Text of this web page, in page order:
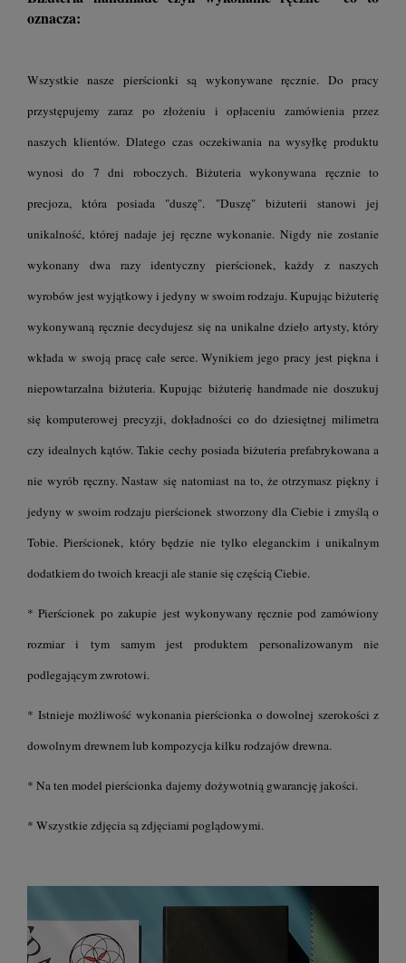
oznacza:
Wszystkie nasze pierścionki są wykonywane ręcznie. Do pracy
przystępujemy zaraz po złożeniu i opłaceniu zamówienia przez
naszych klientów. Dlatego czas oczekiwania na wysyłkę produktu
wynosi do 7 dni roboczych. Biżuteria wykonywana ręcznie to
precjoza, która posiada "duszę". "Duszę" biżuterii stanowi jej
unikalność, której nadaje jej ręczne wykonanie. Nigdy nie zostanie
wykonany dwa razy identyczny pierścionek, każdy z naszych
wyrobów jest wyjątkowy i jedyny w swoim rodzaju. Kupując biżuterię
wykonywaną ręcznie decydujesz się na unikalne dzieło artysty, który
wkłada w swoją pracę całe serce. Wynikiem jego pracy jest piękna i
niepowtarzalna biżuteria. Kupując biżuterię handmade nie doszukuj
się komputerowej precyzji, dokładności co do dziesiętnej milimetra
czy idealnych kątów. Takie cechy posiada biżuteria prefabrykowana a
nie wyrób ręczny. Nastaw się natomiast na to, że otrzymasz piękny i
jedyny w swoim rodzaju pierścionek stworzony dla Ciebie i zmyślą o
Tobie. Pierścionek, który będzie nie tylko eleganckim i unikalnym
dodatkiem do twoich kreacji ale stanie się częścią Ciebie.
* Pierścionek po zakupie jest wykonywany ręcznie pod zamówiony
rozmiar i tym samym jest produktem personalizowanym nie
podlegającym zwrotowi.
* Istnieje możliwość wykonania pierścionka o dowolnej szerokości z
dowolnym drewnem lub kompozycja kilku rodzajów drewna.
* Na ten model pierścionka dajemy dożywotnią gwarancję jakości.
* Wszystkie zdjęcia są zdjęciami poglądowymi.